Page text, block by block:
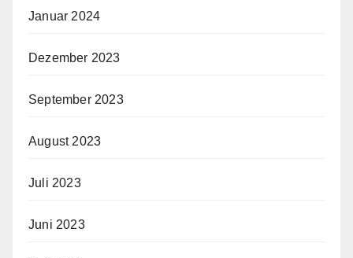
Januar 2024
Dezember 2023
September 2023
August 2023
Juli 2023
Juni 2023